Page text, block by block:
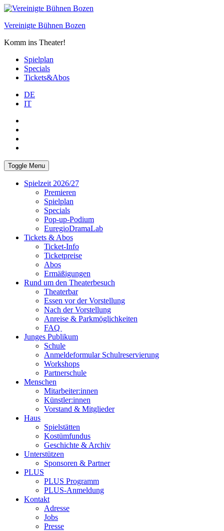
Skip
content
Vereinigte Bühnen Bozen
Komm ins Theater!
Spielplan
Specials
Tickets&Abos
DE
IT
Toggle Menu
Spielzeit 2026/27
Premieren
Spielplan
Specials
Pop-up-Podium
EuregioDramaLab
Tickets & Abos
Ticket-Info
Ticketpreise
Abos
Ermäßigungen
Rund um den Theaterbesuch
Theaterbar
Essen vor der Vorstellung
Nach der Vorstellung
Anreise & Parkmöglichkeiten
FAQ
Junges Publikum
Schule
Anmeldeformular Schulreservierung
Workshops
Partnerschule
Menschen
Mitarbeiter:innen
Künstler:innen
Vorstand & Mitglieder
Haus
Spielstätten
Kostümfundus
Geschichte & Archiv
Unterstützen
Sponsoren & Partner
PLUS
PLUS Programm
PLUS-Anmeldung
Kontakt
Adresse
Jobs
Presse